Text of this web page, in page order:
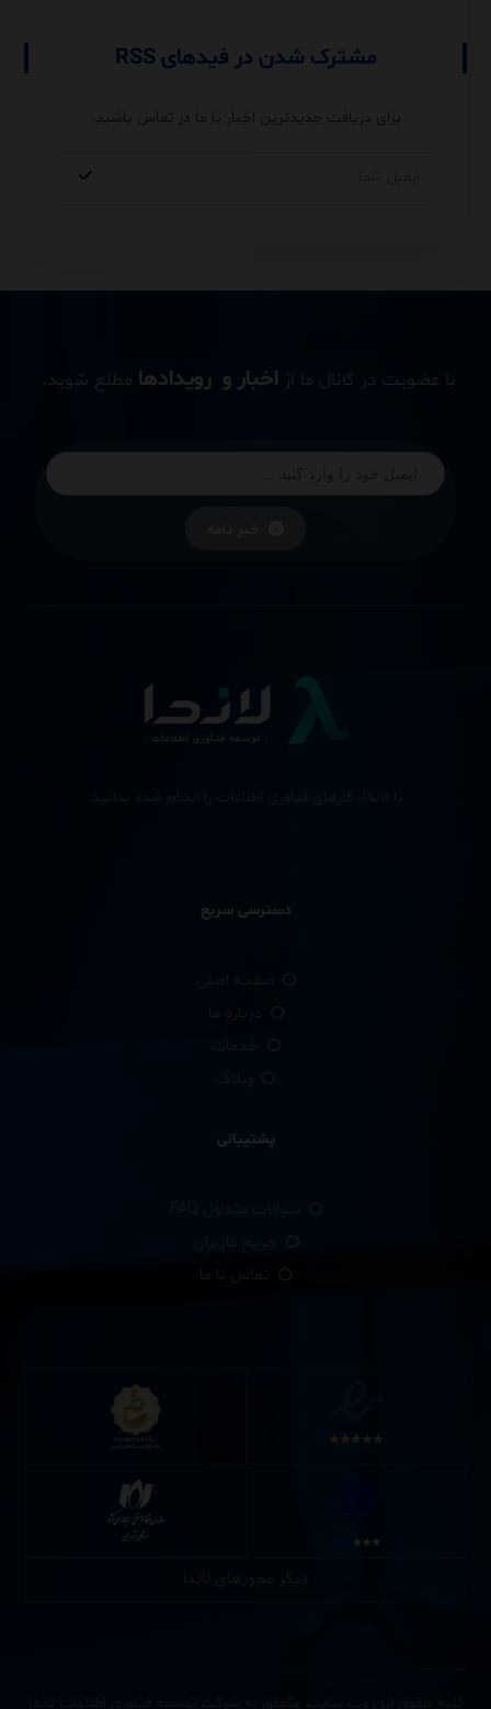
مشترک شدن در فیدهای RSS
برای دریافت جدیدترین اخبار با ما در تماس باشید.
با عضویت در کانال ما از اخبار و رویدادها مطلع شوید.
با لاندا، کارهای فناوری اطلاعات را انجام شده بدانید.
دسترسی سریع
صفحه اصلی
پشتیبانی
سوالات متداول FAQ
حریم کاربران
دیگر مجوزهای لاندا
کلیه حقوق این وب سایت متعلق به شرکت توسعه فناوری اطلاعات لاندا